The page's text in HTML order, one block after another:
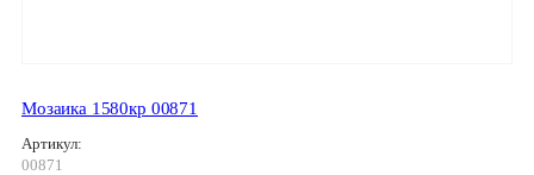
Мозаика 1580кр 00871
Артикул:
00871